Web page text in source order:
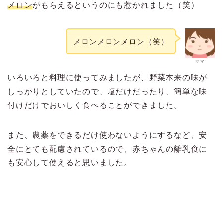
メロンがもらえるというのにも惹かれました（笑）
ママ
メロンメロンメロン（笑）
いろいろと料理に使ってみましたが、野菜本来の味が
しっかりとしていたので、塩だけだったり、簡単な味
付けだけでおいしく食べることができました。
また、農薬をできるだけ使わないようにするなど、安
全にとても配慮されているので、赤ちゃんの離乳食に
も安心して使えると思いました。